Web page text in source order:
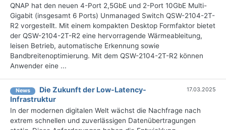
QNAP hat den neuen 4-Port 2,5GbE und 2-Port 10GbE Multi-
Gigabit (insgesamt 6 Ports) Unmanaged Switch QSW-2104-2T-
R2 vorgestellt. Mit einem kompakten Desktop Formfaktor bietet
der QSW-2104-2T-R2 eine hervorragende Wärmeableitung,
leisen Betrieb, automatische Erkennung sowie
Bandbreitenoptimierung. Mit dem QSW-2104-2T-R2 können
Anwender eine ...
News
Die Zukunft der Low-Latency-
Infrastruktur
17.03.2025
In der modernen digitalen Welt wächst die Nachfrage nach
extrem schnellen und zuverlässigen Datenübertragungen